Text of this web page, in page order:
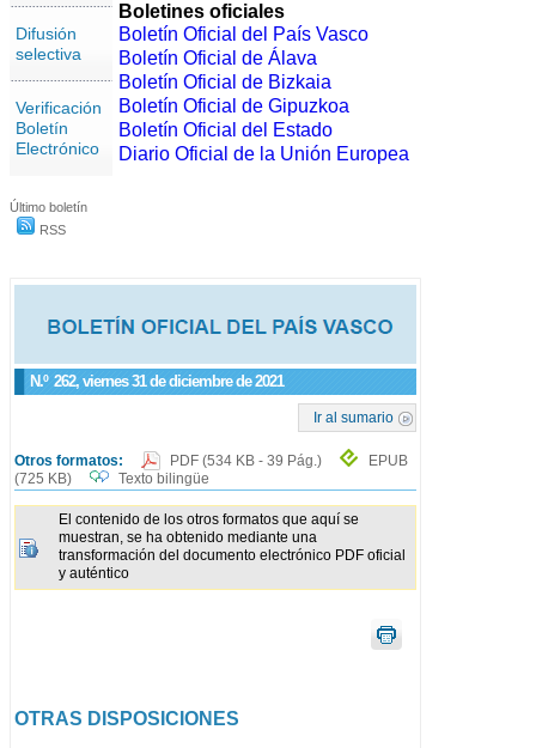
Difusión
selectiva
Verificación
Boletín
Electrónico
Último boletín
RSS
N.º 262, viernes 31 de diciembre de 2021
Ir al sumario
Otros formatos: PDF (534 KB - 39 Pág.)
EPUB
(725 KB)
Texto bilingüe
El contenido de los otros formatos que aquí se
muestran, se ha obtenido mediante una
transformación del documento electrónico PDF oficial
y auténtico
OTRAS DISPOSICIONES
Boletines oficiales
Boletín Oficial del País Vasco
Boletín Oficial de Álava
Boletín Oficial de Bizkaia
Boletín Oficial de Gipuzkoa
Boletín Oficial del Estado
Diario Oficial de la Unión Europea